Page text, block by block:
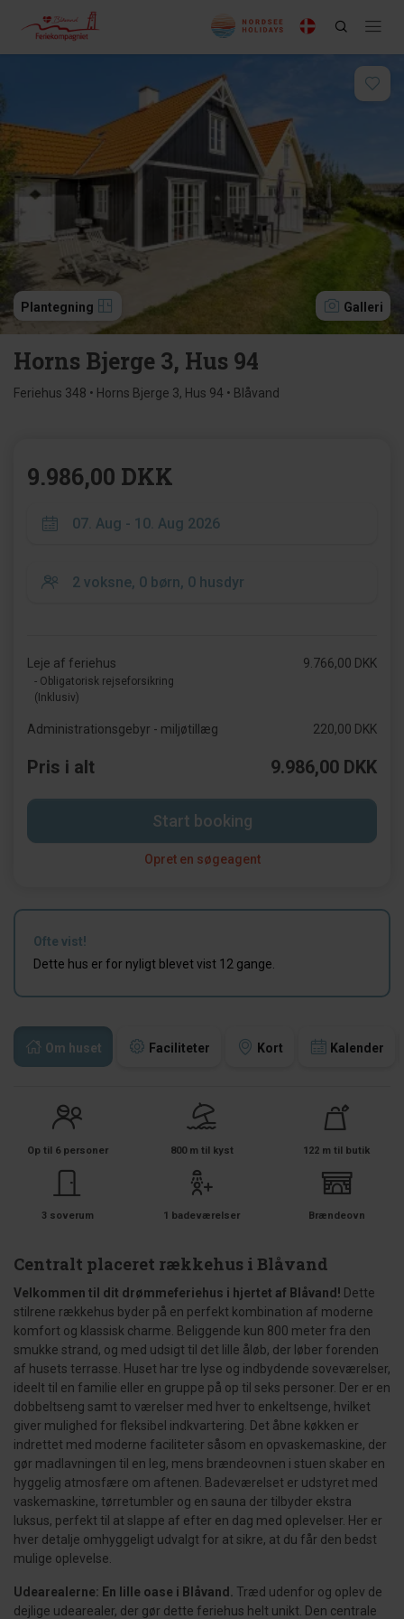
Plantegning Galleri
Horns Bjerge 3, Hus 94
Feriehus 348 • Horns Bjerge 3, Hus 94 • Blåvand
Om huset Faciliteter Kort Kalender
Op til 6 personer 800 m til kyst 122 m til butik
3 soverum 1 badeværelser Brændeovn
Centralt placeret rækkehus i Blåvand
Velkommen til dit drømmeferiehus i hjertet af Blåvand! Dette
stilrene rækkehus byder på en perfekt kombination af moderne
komfort og klassisk charme. Beliggende kun 800 meter fra den
smukke strand, og med udsigt til det lille åløb, der løber forenden
af husets terrasse. Huset har tre lyse og indbydende soveværelser,
ideelt til en familie eller en gruppe på op til seks personer. Der er en
dobbeltseng samt to værelser med hver to enkeltsenge, hvilket
giver mulighed for fleksibel indkvartering. Det åbne køkken er
indrettet med moderne faciliteter såsom en opvaskemaskine, der
gør madlavningen til en leg, mens brændeovnen i stuen skaber en
hyggelig atmosfære om aftenen. Badeværelset er udstyret med
vaskemaskine, tørretumbler og en sauna der tilbyder ekstra
luksus, perfekt til at slappe af efter en dag med oplevelser. Her er
hver detalje omhyggeligt udvalgt for at sikre, at du får den bedst
mulige oplevelse.
Udearealerne: En lille oase i Blåvand.
Træd udenfor og oplev de
dejlige udearealer, der gør dette feriehus helt unikt. Den centrale
9.986,00 DKK
Leje af feriehus
- Obligatorisk rejseforsikring
(Inklusiv)
9.766,00 DKK
Administrationsgebyr - miljøtillæg 220,00 DKK
Pris i alt 9.986,00 DKK
Start booking
Opret en søgeagent
Ofte vist!
Dette hus er for nyligt blevet vist 12 gange.